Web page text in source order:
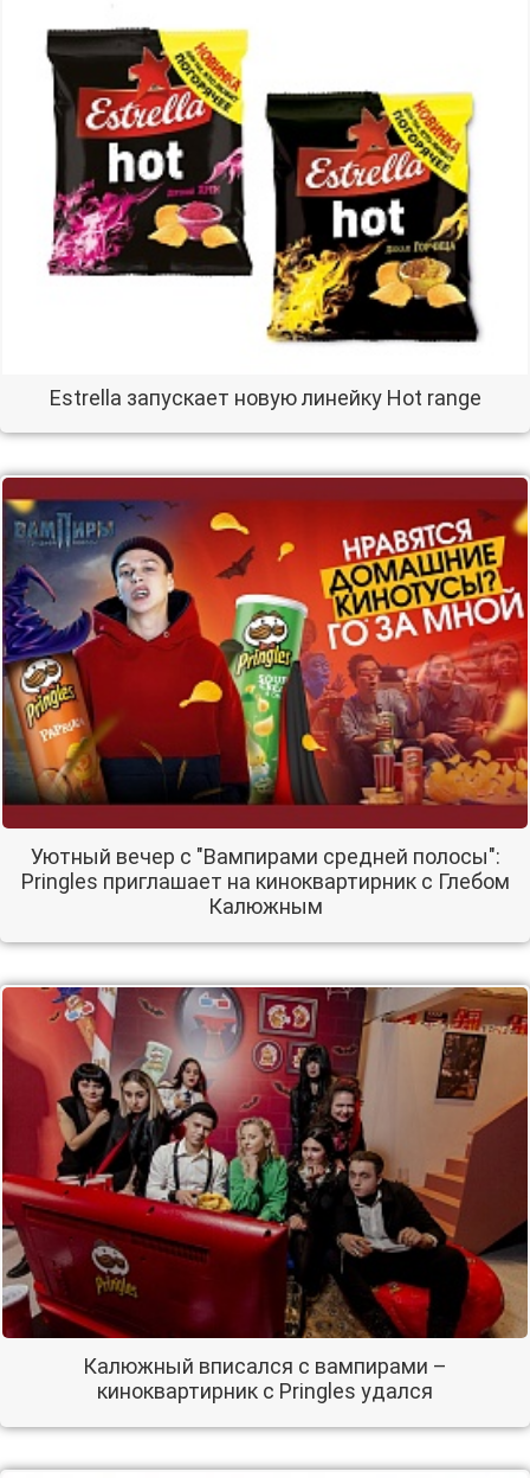
Estrella запускает новую линейку Hot range
Уютный вечер с "Вампирами средней полосы":
Pringles приглашает на киноквартирник с Глебом
Калюжным
Калюжный вписался с вампирами –
киноквартирник с Pringles удался